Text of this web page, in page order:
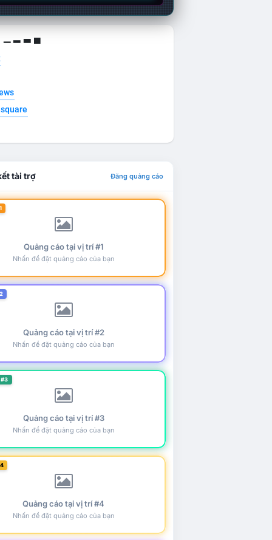
▁ ▂ ▃ ▄
tài trợ Đăng quảng cáo
Quảng cáo tại vị trí #1
Nhấn để đặt quảng cáo của bạn
Quảng cáo tại vị trí #2
Nhấn để đặt quảng cáo của bạn
Quảng cáo tại vị trí #3
Nhấn để đặt quảng cáo của bạn
Quảng cáo tại vị trí #4
Nhấn để đặt quảng cáo của bạn